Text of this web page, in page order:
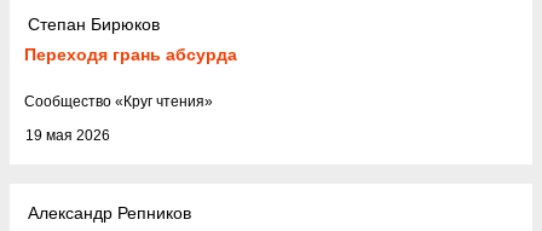
Степан Бирюков
Переходя грань абсурда
19 мая 2026
Cообщество «Круг чтения»
Александр Репников